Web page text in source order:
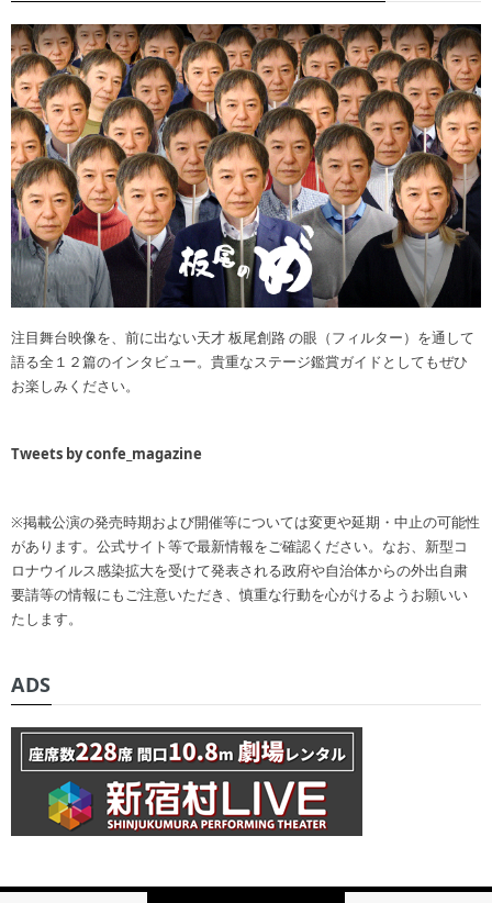
注目舞台映像を、前に出ない天才 板尾創路 の眼（フィルター）を通して
語る全１２篇のインタビュー。貴重なステージ鑑賞ガイドとしてもぜひ
お楽しみください。
Tweets by confe_magazine
※掲載公演の発売時期および開催等については変更や延期・中止の可能性
があります。公式サイト等で最新情報をご確認ください。なお、新型コ
ロナウイルス感染拡大を受けて発表される政府や自治体からの外出自粛
要請等の情報にもご注意いただき、慎重な行動を心がけるようお願いい
たします。
ADS